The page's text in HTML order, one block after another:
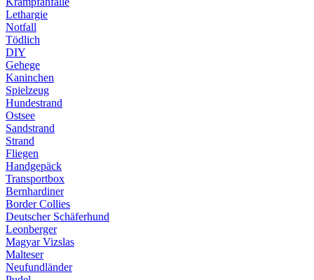
Lethargie
Notfall
Tödlich
DIY
Gehege
Kaninchen
Spielzeug
Hundestrand
Ostsee
Sandstrand
Strand
Fliegen
Handgepäck
Transportbox
Bernhardiner
Border Collies
Deutscher Schäferhund
Leonberger
Magyar Vizslas
Malteser
Neufundländer